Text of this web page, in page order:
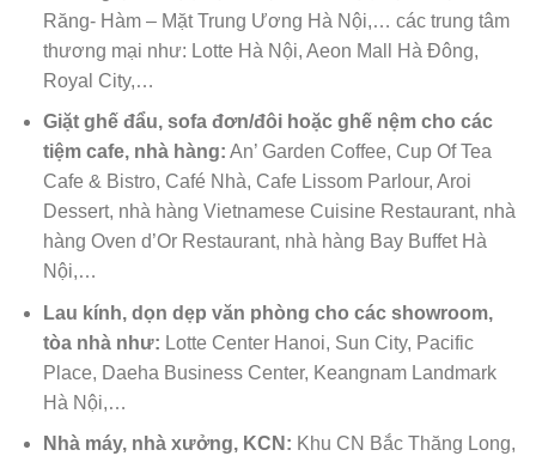
Răng- Hàm – Mặt Trung Ương Hà Nội,… các trung tâm
thương mại như: Lotte Hà Nội, Aeon Mall Hà Đông,
Royal City,…
Giặt ghế đẩu, sofa đơn/đôi hoặc ghế nệm cho các
tiệm cafe, nhà hàng: An’ Garden Coffee, Cup Of Tea
Cafe & Bistro, Café Nhà, Cafe Lissom Parlour, Aroi
Dessert, nhà hàng Vietnamese Cuisine Restaurant, nhà
hàng Oven d’Or Restaurant, nhà hàng Bay Buffet Hà
Nội,…
Lau kính, dọn dẹp văn phòng cho các showroom,
tòa nhà như: Lotte Center Hanoi, Sun City, Pacific
Place, Daeha Business Center, Keangnam Landmark
Hà Nội,…
Nhà máy, nhà xưởng, KCN: Khu CN Bắc Thăng Long,